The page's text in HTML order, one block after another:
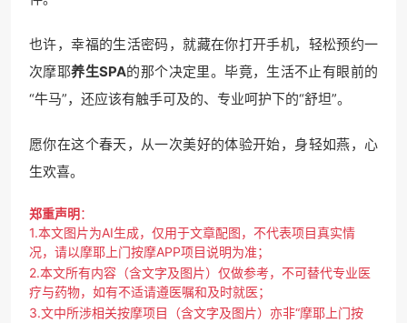
也许，幸福的生活密码，就藏在你打开手机，轻松预约一
次摩耶养生SPA的那个决定里。毕竟，生活不止有眼前的
“牛马”，还应该有触手可及的、专业呵护下的“舒坦”。
愿你在这个春天，从一次美好的体验开始，身轻如燕，心
生欢喜。
郑重声明：
1.本文图片为AI生成，仅用于文章配图，不代表项目真实情
况，请以摩耶上门按摩APP项目说明为准；
2.本文所有内容（含文字及图片）仅做参考，不可替代专业医
疗与药物，如有不适请遵医嘱和及时就医；
3.文中所涉相关按摩项目（含文字及图片）亦非“摩耶上门按